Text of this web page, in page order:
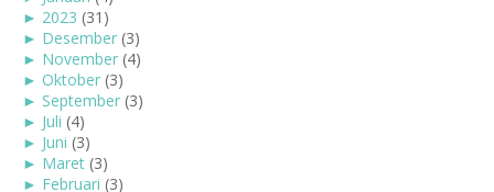
► 2023 (31)
► Desember (3)
► November (4)
► Oktober (3)
► September (3)
► Juli (4)
► Juni (3)
► Maret (3)
► Februari (3)